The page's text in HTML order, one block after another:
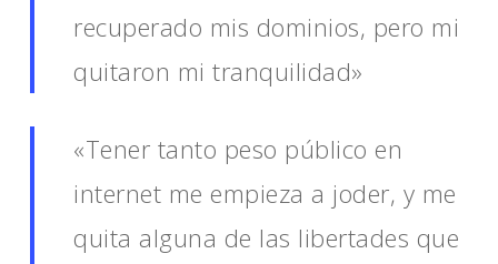
recuperado mis dominios, pero mi
quitaron mi tranquilidad»
«Tener tanto peso público en
internet me empieza a joder, y me
quita alguna de las libertades que